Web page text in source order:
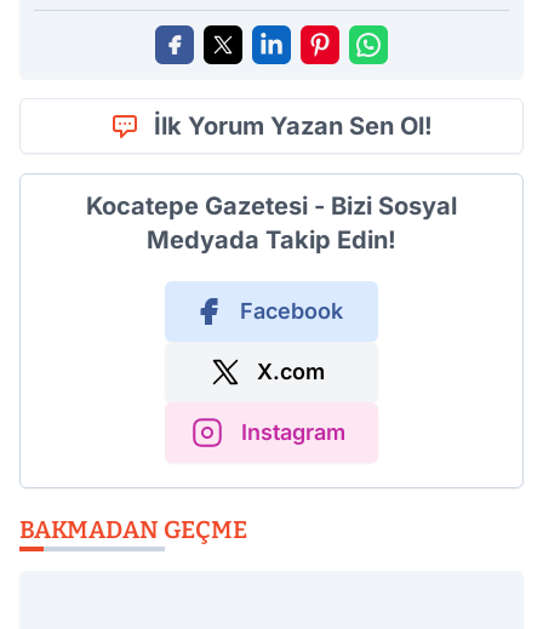
İlk Yorum Yazan Sen Ol!
Kocatepe Gazetesi - Bizi Sosyal
Medyada Takip Edin!
Facebook
X.com
Instagram
BAKMADAN GEÇME